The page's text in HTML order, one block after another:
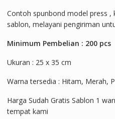
adalah:
Rp4.000.
ini
adalah:
Contoh spunbond model press
sablon, melayani pengiriman
Minimum Pembelian : 200 pcs
Ukuran : 25 x 35 cm
Warna tersedia : Hitam, Merah,
Harga Sudah Gratis Sablon 1
tempat kami